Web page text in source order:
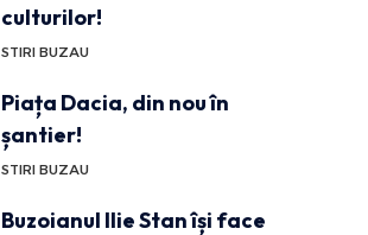
culturilor!
STIRI BUZAU
Piața Dacia, din nou în
șantier!
STIRI BUZAU
Buzoianul Ilie Stan își face